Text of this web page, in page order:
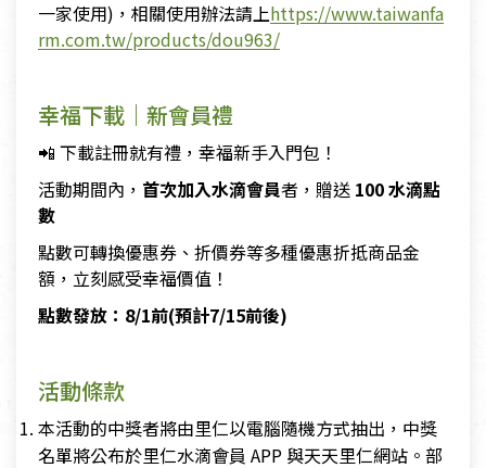
一家使用)，相關使用辦法請上https://www.taiwanfa
rm.com.tw/products/dou963/
幸福下載｜新會員禮
📲 下載註冊就有禮，幸福新手入門包！
活動期間內， 首次加入水滴會員者，贈送 100 水滴點
數
點數可轉換優惠券、折價券等多種優惠折抵商品金
額，立刻感受幸福價值！
點數發放：8/1前(預計7/15前後)
活動條款
本活動的中獎者將由里仁以電腦隨機方式抽出，中獎
名單將公布於里仁水滴會員 APP 與天天里仁網站。部